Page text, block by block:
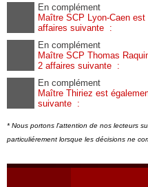
En complément
Maître SCP Lyon-Caen
affaires suivante :
En complément
Maître SCP Thomas
2 affaires suivante :
En complément
Maître Thiriez est
suivante :
* Nous portons l'attention de nos lecteurs
particuliérement lorsque les décisions ne